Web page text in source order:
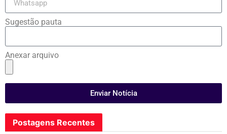
Sugestão pauta
Anexar arquivo
Enviar Notícia
Postagens Recentes